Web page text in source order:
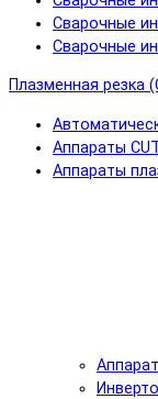
Сварочные
Сварочные
Плазменная резка
Аппараты
Аппараты